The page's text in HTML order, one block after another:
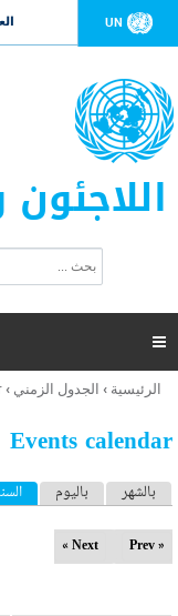
UN
ت
ر
ل
ح
ب

أنت
هنا
الرئيسية › الجدول الزمني ›
Events calendar
ا
ل
ب
بالشهر باليوم
« Prev
Next »